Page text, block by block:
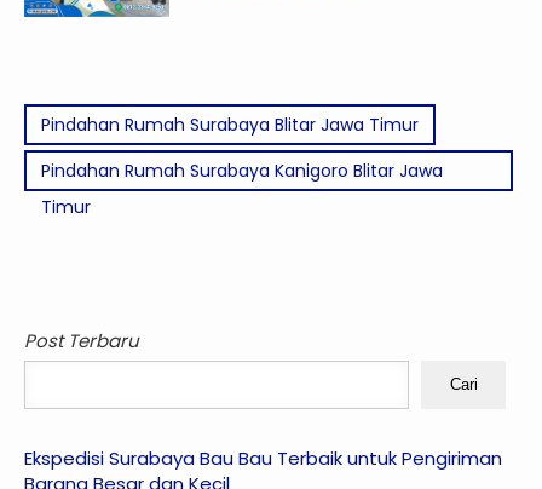
Pindahan Rumah Surabaya Blitar Jawa Timur
Pindahan Rumah Surabaya Kanigoro Blitar Jawa
Timur
Post Terbaru
Cari
Ekspedisi Surabaya Bau Bau Terbaik untuk Pengiriman
Barang Besar dan Kecil